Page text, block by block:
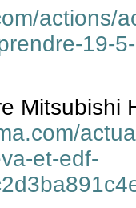
actions/
19-
Mitsubishi
et-edf-